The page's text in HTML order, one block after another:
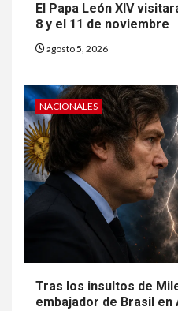
El Papa León XIV
8 y el 11 de noviembre
agosto 5, 2026
NACIONALES
Tras los insultos de
embajador de Brasil en